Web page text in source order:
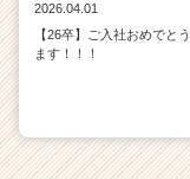
2026.04.01
【26卒】ご入社おめでと
ます！！！